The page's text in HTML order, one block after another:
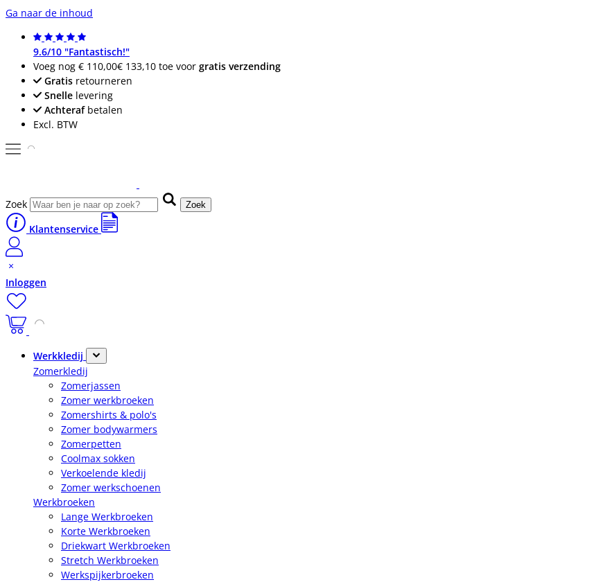
Ga naar de inhoud
9.6/10 "Fantastisch!"
Voeg nog € 110,00€ 133,10 toe voor gratis verzending
Gratis retourneren
Snelle levering
Achterafbetalen
Excl. BTW
Zoek Zoek
Klantenservice
Inloggen
Werkkledij
Zomerkledij
Zomerjassen
Zomer werkbroeken
Zomershirts & polo's
Zomer bodywarmers
Zomerpetten
Coolmax sokken
Verkoelende kledij
Zomer werkschoenen
Werkbroeken
Lange Werkbroeken
Korte Werkbroeken
Driekwart Werkbroeken
Stretch Werkbroeken
Werkspijkerbroeken